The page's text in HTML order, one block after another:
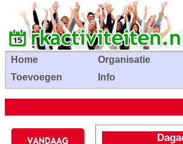
Home Organisatie
Toevoegen
Info